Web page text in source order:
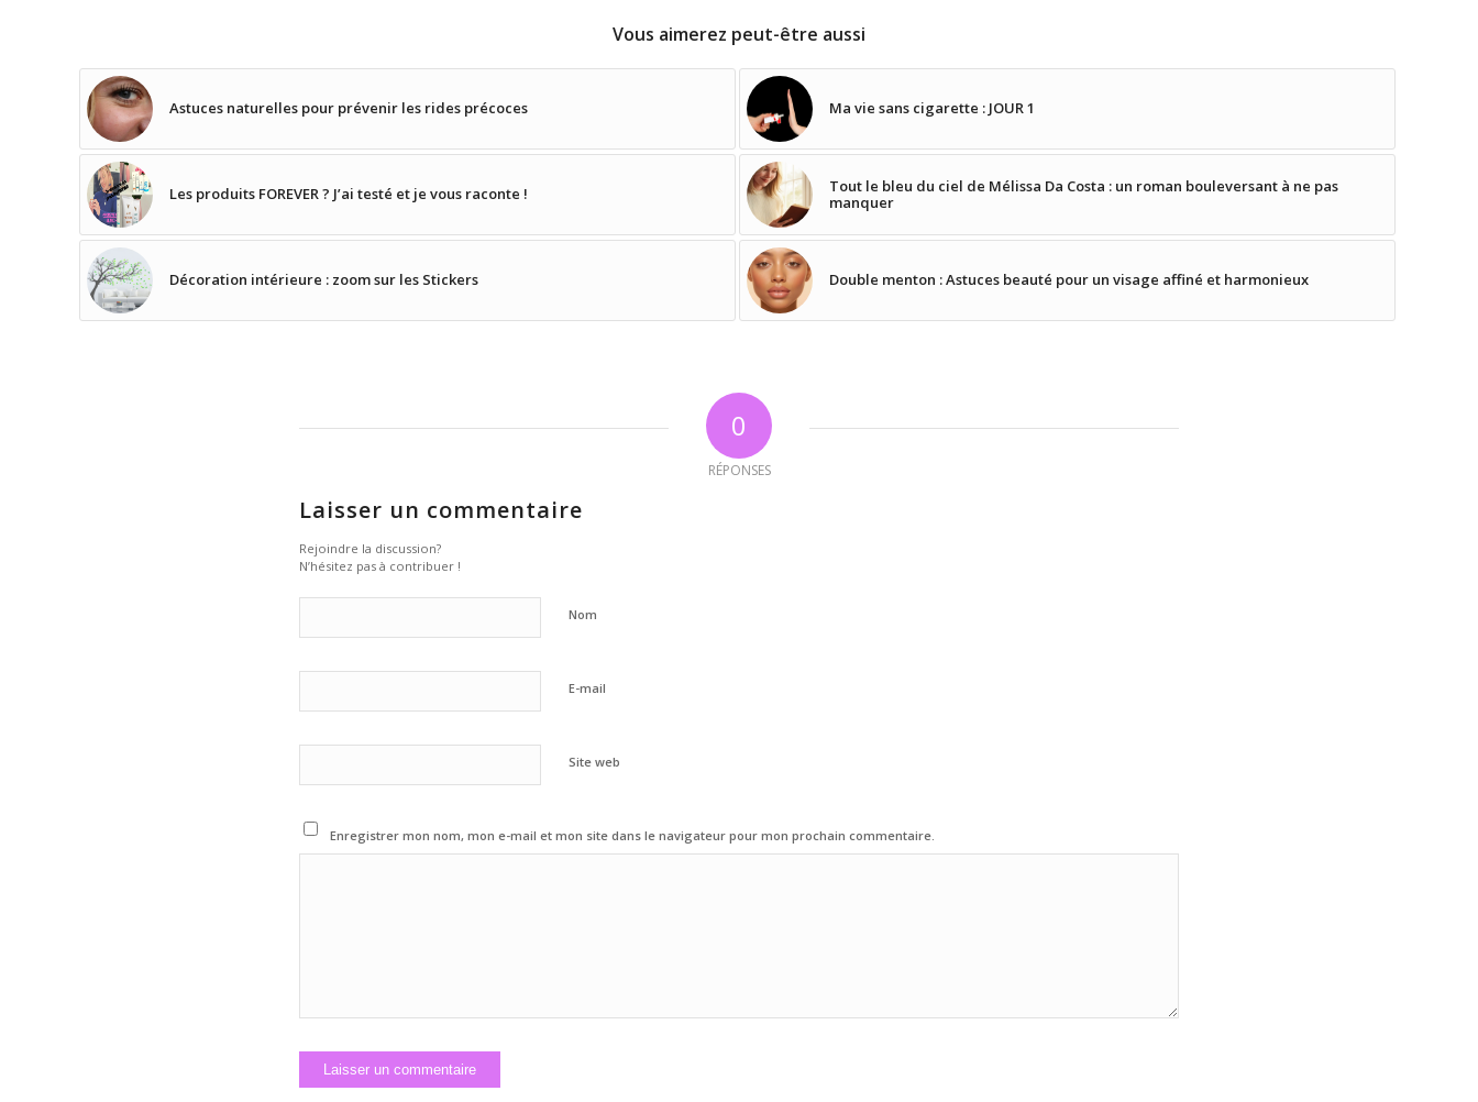
Vous aimerez peut-être aussi
Astuces naturelles pour prévenir les rides précoces Ma vie sans cigarette : JOUR 1
Les produits FOREVER ? J’ai testé et je vous raconte !
Tout le bleu du ciel de Mélissa Da Costa : un roman bouleversant à ne pas
manquer
Décoration intérieure : zoom sur les Stickers Double menton : Astuces beauté pour un visage affiné et harmonieux
0
RÉPONSES
Laisser un commentaire
Rejoindre la discussion?
N’hésitez pas à contribuer !
Nom
E-mail
Site web
Enregistrer mon nom, mon e-mail et mon site dans le navigateur pour mon prochain commentaire.